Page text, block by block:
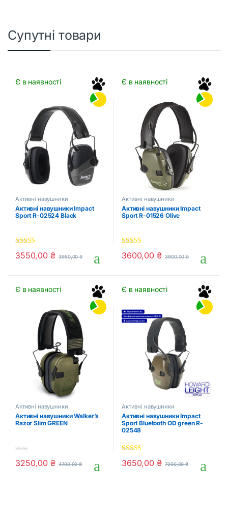
Супутні товари
Є в наявності
Активні навушники
Активні навушники Impact
Sport R-02524 Black
5.00out of 5
3550,00 ₴ 3950,00₴
Є в наявності
Активні навушники
Активні навушники Impact
Sport R-01526 Olive
5.00out of 5
3600,00 ₴ 3900,00₴
Є в наявності
Активні навушники
Активні навушники Walker’s
Razor Slim GREEN
0
o
3250,00 ₴ 4700,00₴
Є в наявності
Активні навушники
Активні навушники Impact
Sport Bluetooth OD green ‎R-
02548
5.00out of 5
3650,00 ₴ 7200,00₴